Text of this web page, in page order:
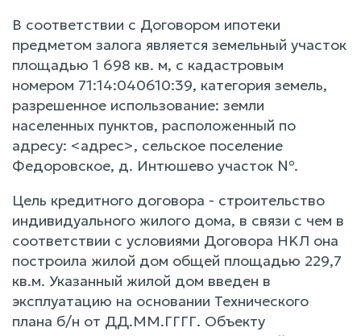
В соответствии с Договором ипотеки
предметом залога является земельный участок
площадью 1 698 кв. м, с кадастровым
номером 71:14:040610:39, категория земель,
разрешенное использование: земли
населенных пунктов, расположенный по
адресу: <адрес>, сельское поселение
Федоровское, д. Интюшево участок №.
Цель кредитного договора - строительство
индивидуального жилого дома, в связи с чем в
соответствии с условиями Договора HKЛ она
построила жилой дом общей площадью 229,7
кв.м. Указанный жилой дом введен в
эксплуатацию на основании Технического
плана б/н от ДД.ММ.ГГГГ. Объекту